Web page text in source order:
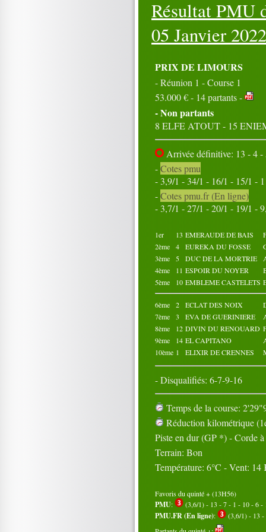
21
22 23 24
25
31
01
02 03 04
11
12 13 14
16
17 18 19
20
21
23
27
31
Résultat PMU
05 Janvier
PRIX DE LIMOURS
- Réunion 1 - Course 1
53.000 € - 14 partants -
- Non partants
8 ELFE ATOUT - 15
Arrivée définitive: 13 - 4 -
-Cotes pmu
- 3,9/1 - 34/1 - 16/1 - 15/1 -
-Cotes pmu.fr (En ligne)
- 3,7/1 - 27/1 - 20/1 - 19/1 -
1er 13 EMERAUDE DE BAIS
2ème
4 EUREKA DU FOSSE
3ème
5 DUC DE LA MORTRIE
4ème
11 ESPOIR DU NOYER
5ème
10 EMBLEME CASTELETS
6ème 2 ECLAT DES NOIX
7ème
3 EVA DE GUERINIERE
8ème
12 DIVIN DU RENOUARD
9ème
14 EL CAPITANO
10ème 1 ELIXIR DE CRENNES
- Disqualifiés: 6-7-9-16
Temps de la course:
Réduction kilométrique
Piste en dur (GP *) - Corde à
Terrain: Bon
Température: 6°C - Vent: 14
Favoris du quinté + (13H56)
PMU: (3,6/1) - 13 - 7 - 1 - 10 - 6 -
PMU.FR (En ligne):
(3,6/1) - 13